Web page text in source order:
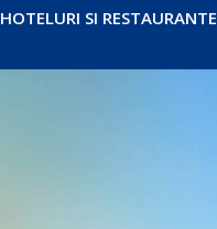
HOTELURI SI RESTAURANTE